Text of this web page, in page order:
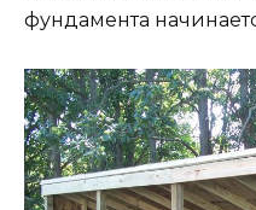
фундамента